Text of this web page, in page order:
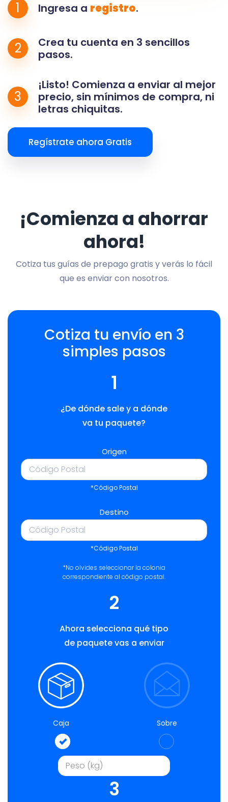
1 Ingresa a registro.
2
Crea tu cuenta en 3 sencillos
pasos.
3
¡Listo! Comienza a enviar al mejor
precio, sin mínimos de compra, ni
letras chiquitas.
Regístrate ahora Gratis
¡Comienza a ahorrar
ahora!
Cotiza tus guías de prepago gratis y verás lo fácil
que es enviar con nosotros.
Cotiza tu envío en 3
simples pasos
1
¿De dónde sale y a dónde
va tu paquete?
Origen
*Código Postal
Destino
*Código Postal
*No olvides seleccionar la colonia
correspondiente al código postal.
2
Ahora selecciona qué tipo
de paquete vas a enviar
Caja Sobre
3